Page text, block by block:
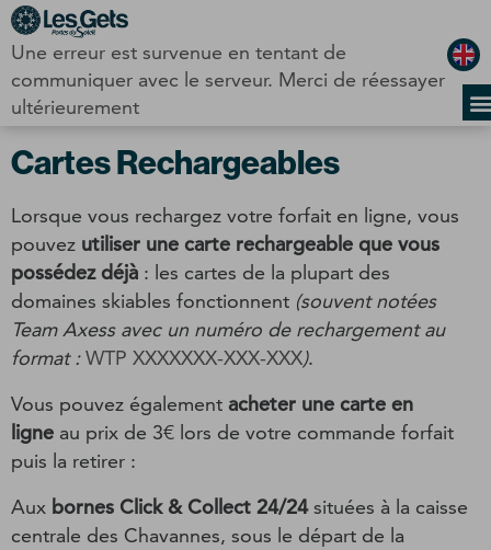
Une erreur est survenue en tentant de
communiquer avec le serveur. Merci de réessayer
ultérieurement
Retrait forfait
Cartes Rechargeables
Lorsque vous rechargez votre forfait en ligne, vous
pouvez utiliser une carte rechargeable que vous
possédez déjà : les cartes de la plupart des
domaines skiables fonctionnent (souvent notées
Team Axess avec un numéro de rechargement au
format :WTP XXXXXXX-XXX-XXX).
Vous pouvez également acheter une carte en
ligne au prix de 3€ lors de votre commande forfait
puis la retirer :
Aux bornes Click & Collect 24/24situées à la caisse
centrale des Chavannes, sous le départ de la
Panneau de gestion des cookies